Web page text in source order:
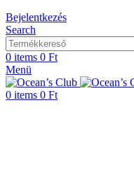
Bejelentkezés
Search
0 items 0 Ft
Menü
0 items 0 Ft